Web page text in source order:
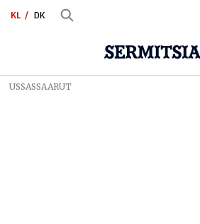
KL DK
USSASSAARUT